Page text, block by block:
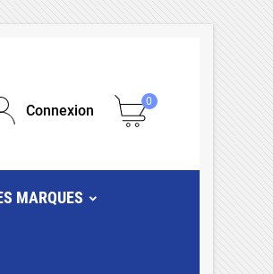
Connexion
0
MARQUES